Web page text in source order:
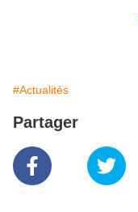
#Actualités
Partager